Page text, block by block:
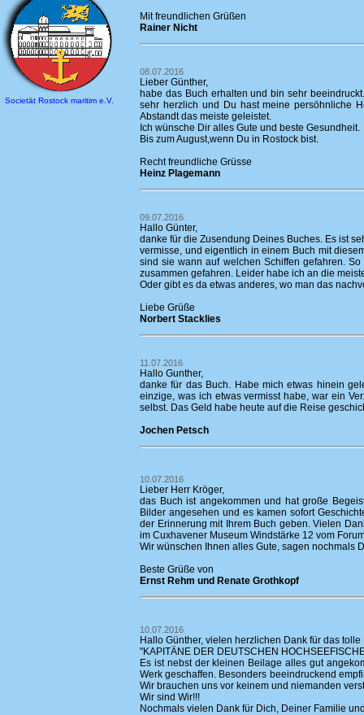
Societät Rostock maritim e.V.
Mit freundlichen Grüßen
Rainer Nicht
08.07.2016
Lieber Günther,
habe das Buch erhalten und bin sehr
sehr herzlich und Du hast meine persöhnliche
Abstandt das meiste geleistet.
Ich wünsche Dir alles Gute und beste Gesundheit.
Bis zum August,wenn Du in Rostock bist.
Recht freundliche Grüsse
Heinz Plagemann
09.07.2016
Hallo Günter,
danke für die Zusendung Deines Buches. Es ist
vermisse, und eigentlich in einem Buch mit
sind sie wann auf welchen Schiffen gefahren.
zusammen gefahren. Leider habe ich an die
Oder gibt es da etwas anderes, wo man das
Liebe Grüße
Norbert Stacklies
11.07.2016
Hallo Gunther,
danke für das Buch. Habe mich etwas hinein
einzige, was ich etwas vermisst habe, war ein
selbst. Das Geld habe heute auf die Reise
Jochen Petsch
10.07.2016
Lieber Herr Kröger,
das Buch ist angekommen und hat große
Bilder angesehen und es kamen sofort
der Erinnerung mit Ihrem Buch geben. Vielen
im Cuxhavener Museum Windstärke 12 vom
Wir wünschen Ihnen alles Gute, sagen nochmals
Beste Grüße von
Ernst Rehm und Renate Grothkopf
10.07.2016
Hallo Günther, vielen herzlichen Dank für das tolle
"KAPITÄNE DER DEUTSCHEN
Es ist nebst der kleinen Beilage alles gut
Werk geschaffen. Besonders beeindruckend
Wir brauchen uns vor keinem und niemanden
Wir sind Wir!!!
Nochmals vielen Dank für Dich, Deiner Familie